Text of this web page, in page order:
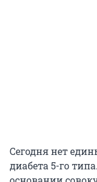
Сегодня нет
диабета 5-го